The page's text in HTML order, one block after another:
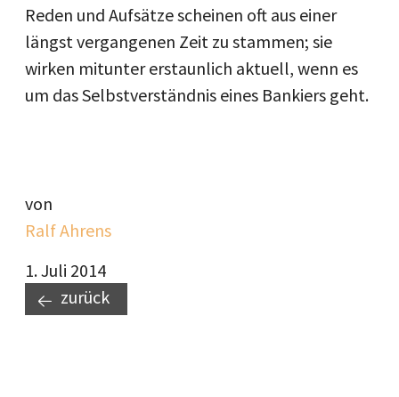
Reden und Aufsätze scheinen oft aus einer
längst vergangenen Zeit zu stammen; sie
wirken mitunter erstaunlich aktuell, wenn es
um das Selbstverständnis eines Bankiers geht.
von
Ralf Ahrens
1. Juli 2014
zurück